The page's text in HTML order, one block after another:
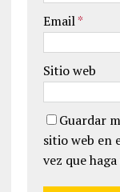
Email*
Sitio web
Guardar
sitio web en
vez que